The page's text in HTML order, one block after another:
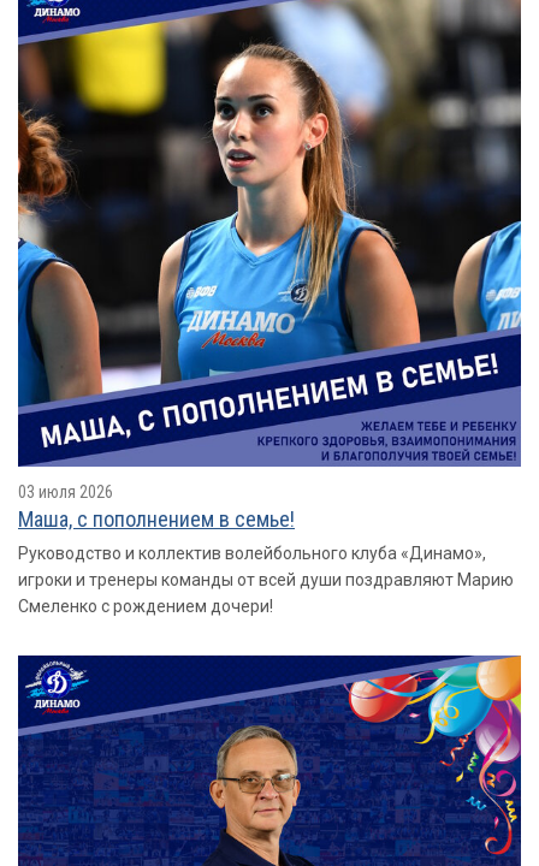
03 июля 2026
Маша, с пополнением в семье!
Руководство и коллектив волейбольного клуба «Динамо»,
игроки и тренеры команды от всей души поздравляют Марию
Смеленко с рождением дочери!